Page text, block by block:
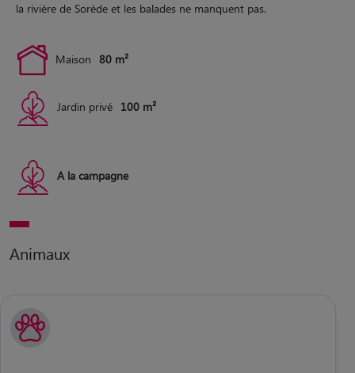
la rivière de Sorède et les balades ne manquent pas.
Maison 80 m²
Jardin privé 100 m²
A la campagne
Animaux